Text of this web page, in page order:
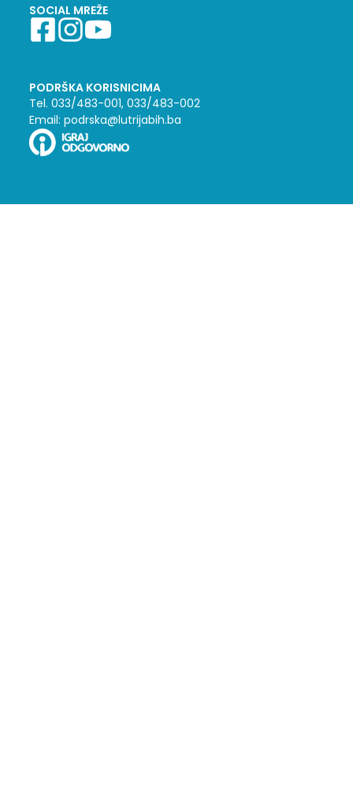
SOCIAL MREŽE
PODRŠKA KORISNICIMA
Tel. 033/483-001, 033/483-002
Email: podrska@lutrijabih.ba